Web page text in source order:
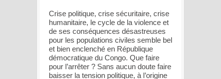
Crise politique, crise sécuritaire, crise
humanitaire, le cycle de la violence et
de ses conséquences désastreuses
pour les populations civiles semble bel
et bien enclenché en République
démocratique du Congo. Que faire
pour l’arrêter ? Sans aucun doute faire
baisser la tension politique, à l’origine